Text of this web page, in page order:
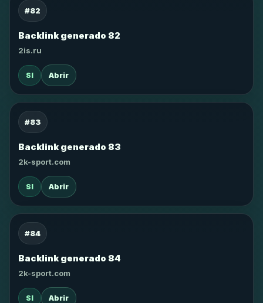
#82
Backlink generado 82
2is.ru
SI Abrir
#83
Backlink generado 83
2k-sport.com
SI Abrir
#84
Backlink generado 84
2k-sport.com
SI Abrir